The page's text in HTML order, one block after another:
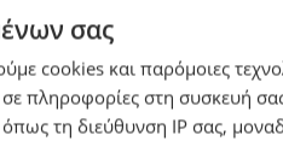
σας
cookies και παρόμοιες
πληροφορίες στη συσκευή
τη διεύθυνση IP σας,